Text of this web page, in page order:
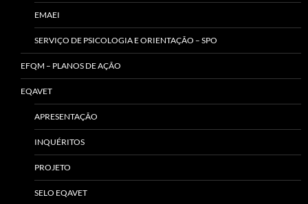
EMAEI
SERVIÇO DE PSICOLOGIA E ORIENTAÇÃO – SPO
EFQM – PLANOS DE AÇÃO
EQAVET
APRESENTAÇÃO
INQUÉRITOS
PROJETO
SELO EQAVET